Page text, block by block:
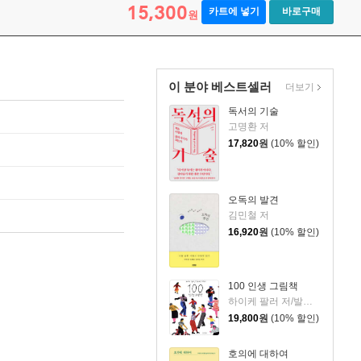
15,300원 카트에 넣기 바로구매
이 분야 베스트셀러
독서의 기술
고명환 저
17,820원 (10% 할인)
오독의 발견
김민철 저
16,920원 (10% 할인)
100 인생 그림책
19,800원 (10% 할인)
호의에 대하여
더보기